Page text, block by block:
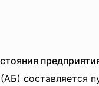
составляется